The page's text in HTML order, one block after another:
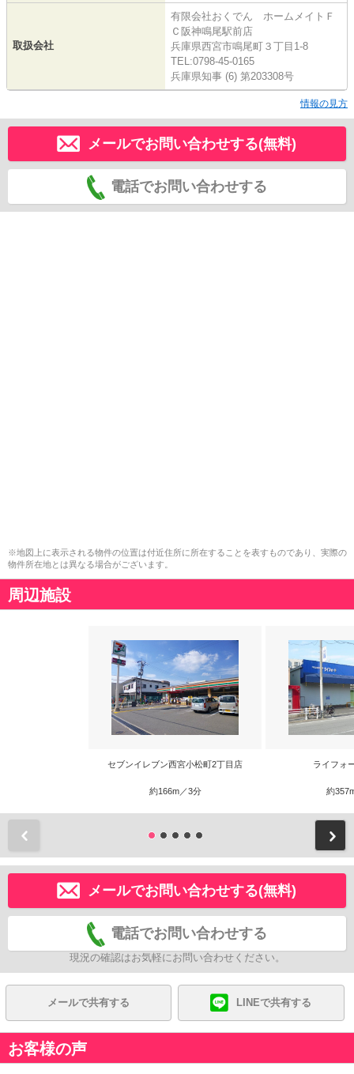
取扱会社
有限会社おくでん ホームメイトＦ
Ｃ阪神鳴尾駅前店
兵庫県西宮市鳴尾町３丁目1-8
TEL:0798-45-0165
兵庫県知事 (6) 第203308号
情報の見方
メールでお問い合わせする(無料)
電話でお問い合わせする
※地図上に表示される物件の位置は付近住所に所在することを表すものであり、実際の
物件所在地とは異なる場合がございます。
周辺施設
セブンイレブン西宮小松町2丁目店
約166m／3分
ライフォ
約
メールでお問い合わせする(無料)
電話でお問い合わせする
現況の確認はお気軽にお問い合わせください。
メールで共有する LINEで共有する
お客様の声